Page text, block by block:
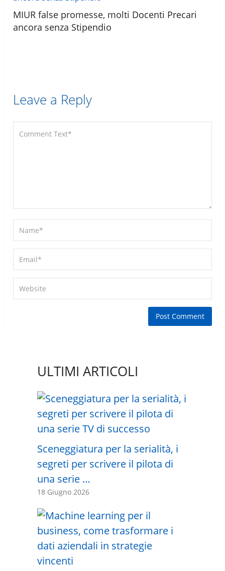
MIUR false promesse, molti Docenti Precari
ancora senza Stipendio
Leave a Reply
ULTIMI ARTICOLI
Sceneggiatura per la serialità, i
segreti per scrivere il pilota di
una serie …
18 Giugno 2026